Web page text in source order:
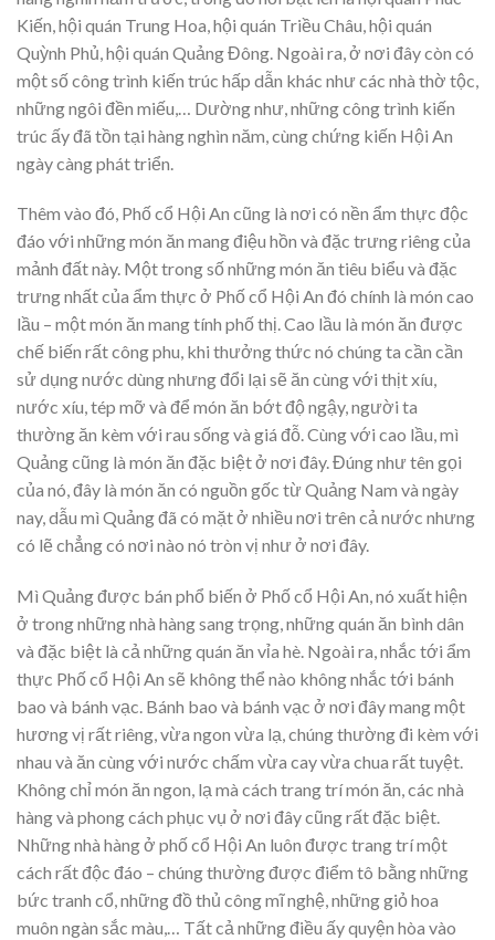
Kiến, hội quán Trung Hoa, hội quán Triều Châu, hội quán
Quỳnh Phủ, hội quán Quảng Đông. Ngoài ra, ở nơi đây còn có
một số công trình kiến trúc hấp dẫn khác như các nhà thờ tộc,
những ngôi đền miếu,… Dường như, những công trình kiến
trúc ấy đã tồn tại hàng nghìn năm, cùng chứng kiến Hội An
ngày càng phát triển.
Thêm vào đó, Phố cổ Hội An cũng là nơi có nền ẩm thực độc
đáo với những món ăn mang điệu hồn và đặc trưng riêng của
mảnh đất này. Một trong số những món ăn tiêu biểu và đặc
trưng nhất của ẩm thực ở Phố cổ Hội An đó chính là món cao
lầu – một món ăn mang tính phố thị. Cao lầu là món ăn được
chế biến rất công phu, khi thưởng thức nó chúng ta cần cần
sử dụng nước dùng nhưng đổi lại sẽ ăn cùng với thịt xíu,
nước xíu, tép mỡ và để món ăn bớt độ ngậy, người ta
thường ăn kèm với rau sống và giá đỗ. Cùng với cao lầu, mì
Quảng cũng là món ăn đặc biệt ở nơi đây. Đúng như tên gọi
của nó, đây là món ăn có nguồn gốc từ Quảng Nam và ngày
nay, dẫu mì Quảng đã có mặt ở nhiều nơi trên cả nước nhưng
có lẽ chẳng có nơi nào nó tròn vị như ở nơi đây.
Mì Quảng được bán phổ biến ở Phố cổ Hội An, nó xuất hiện
ở trong những nhà hàng sang trọng, những quán ăn bình dân
và đặc biệt là cả những quán ăn vỉa hè. Ngoài ra, nhắc tới ẩm
thực Phố cổ Hội An sẽ không thể nào không nhắc tới bánh
bao và bánh vạc. Bánh bao và bánh vạc ở nơi đây mang một
hương vị rất riêng, vừa ngon vừa lạ, chúng thường đi kèm với
nhau và ăn cùng với nước chấm vừa cay vừa chua rất tuyệt.
Không chỉ món ăn ngon, lạ mà cách trang trí món ăn, các nhà
hàng và phong cách phục vụ ở nơi đây cũng rất đặc biệt.
Những nhà hàng ở phố cổ Hội An luôn được trang trí một
cách rất độc đáo – chúng thường được điểm tô bằng những
bức tranh cổ, những đồ thủ công mĩ nghệ, những giỏ hoa
muôn ngàn sắc màu,… Tất cả những điều ấy quyện hòa vào